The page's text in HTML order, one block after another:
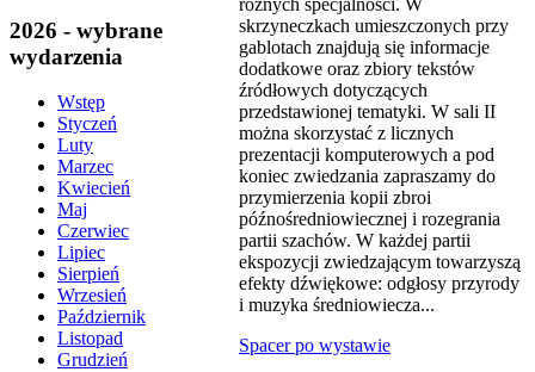
2026 - wybrane
wydarzenia
Wstęp
Styczeń
Luty
Marzec
Kwiecień
Maj
Czerwiec
Lipiec
Sierpień
Wrzesień
Październik
Listopad
Grudzień
różnych specjalności. W
skrzyneczkach umieszczonych przy
gablotach znajdują się informacje
dodatkowe oraz zbiory tekstów
źródłowych dotyczących
przedstawionej tematyki. W sali II
można skorzystać z licznych
prezentacji komputerowych a pod
koniec zwiedzania zapraszamy do
przymierzenia kopii zbroi
późnośredniowiecznej i rozegrania
partii szachów. W każdej partii
ekspozycji zwiedzającym towarzyszą
efekty dźwiękowe: odgłosy przyrody
i muzyka średniowiecza...
Spacer po wystawie